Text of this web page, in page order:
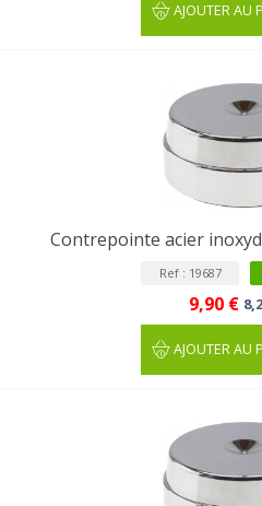
AJOUTER AU
Contrepointe acier
Ref : 19687
9,90 €
AJOUTER AU